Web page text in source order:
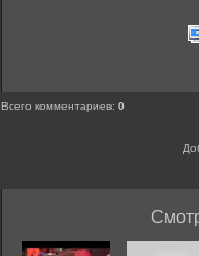
Всего комментариев:0